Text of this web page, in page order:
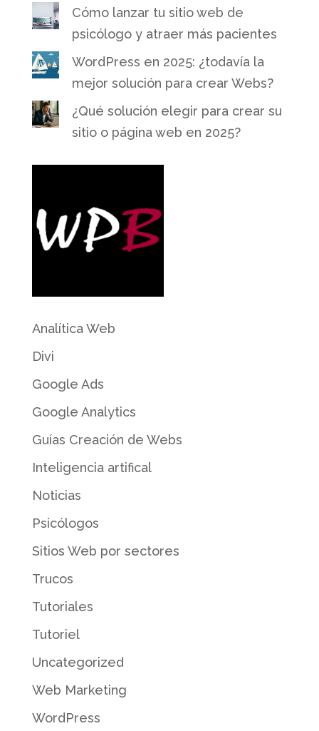
Cómo lanzar tu sitio web de
psicólogo y atraer más pacientes
WordPress en 2025: ¿todavía la
mejor solución para crear Webs?
¿Qué solución elegir para crear su
sitio o página web en 2025?
Analítica Web
Divi
Google Ads
Google Analytics
Guías Creación de Webs
Inteligencia artifical
Noticias
Psicólogos
Sitios Web por sectores
Trucos
Tutoriales
Tutoriel
Uncategorized
Web Marketing
WordPress